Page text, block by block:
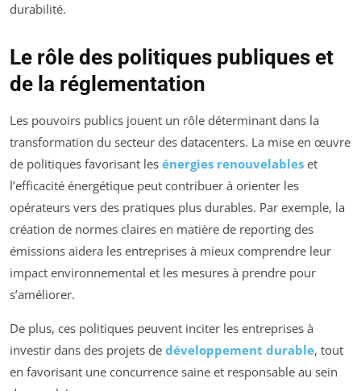
durabilité.
Le rôle des politiques publiques et
de la réglementation
Les pouvoirs publics jouent un rôle déterminant dans la
transformation du secteur des datacenters. La mise en œuvre
de politiques favorisant les énergies renouvelables et
l’efficacité énergétique peut contribuer à orienter les
opérateurs vers des pratiques plus durables. Par exemple, la
création de normes claires en matière de reporting des
émissions aidera les entreprises à mieux comprendre leur
impact environnemental et les mesures à prendre pour
s’améliorer.
De plus, ces politiques peuvent inciter les entreprises à
investir dans des projets de développement durable, tout
en favorisant une concurrence saine et responsable au sein